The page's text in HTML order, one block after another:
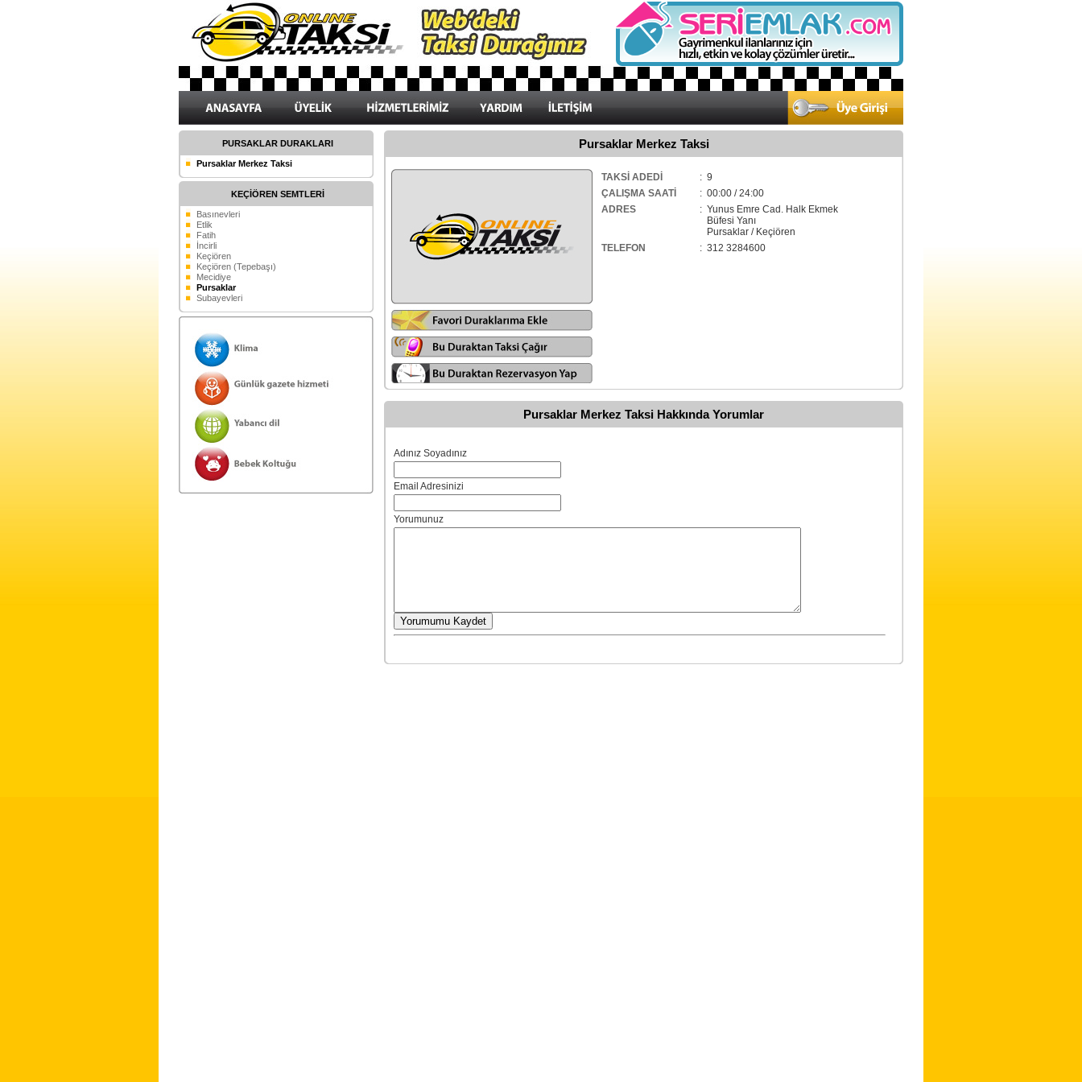
PURSAKLAR DURAKLARI
Pursaklar Merkez Taksi
KEÇİÖREN SEMTLERİ
Basınevleri
Etlik
Fatih
İncirli
Keçiören
Keçiören (Tepebaşı)
Mecidiye
Pursaklar
Subayevleri
Pursaklar Merkez Taksi
TAKSİ ADEDİ
: 9
ÇALIŞMA SAATİ
: 00:00 / 24:00
ADRES
: Yunus Emre Cad. Halk Ekmek
Büfesi Yanı
Pursaklar / Keçiören
TELEFON
: 312 3284600
Pursaklar Merkez Taksi Hakkında Yorumlar
Adınız Soyadınız
Email Adresinizi
Yorumunuz